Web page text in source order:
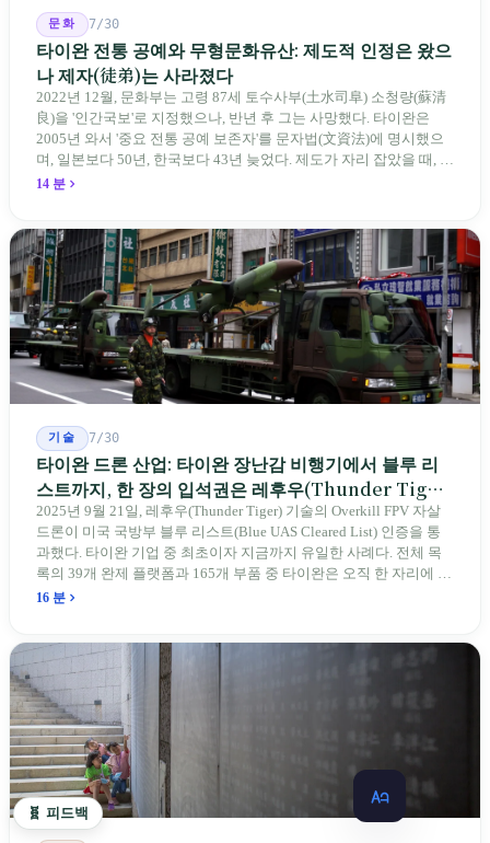
문화 7/30
타이완 전통 공예와 무형문화유산: 제도적 인정은 왔으
나 제자(徒弟)는 사라졌다
2022년 12월, 문화부는 고령 87세 토수사부(土水司阜) 소청량(蘇清
良)을 '인간국보'로 지정했으나, 반년 후 그는 사망했다. 타이완은
2005년 와서 '중요 전통 공예 보존자'를 문자법(文資法)에 명시했으
며, 일본보다 50년, 한국보다 43년 늦었다. 제도가 자리 잡았을 때, 제
자 제도는 이미 1970-80년대 산업화 과정에서 붕괴되었다. 600여 명
14 분
기술 7/30
타이완 드론 산업: 타이완 장난감 비행기에서 블루 리
스트까지, 한 장의 입석권은 레후우(Thunder Tiger)
에게
2025년 9월 21일, 레후우(Thunder Tiger) 기술의 Overkill FPV 자살
드론이 미국 국방부 블루 리스트(Blue UAS Cleared List) 인증을 통
과했다. 타이완 기업 중 최초이자 지금까지 유일한 사례다. 전체 목
록의 39개 완제 플랫폼과 165개 부품 중 타이완은 오직 한 자리에 불
과하다. 2026년 4월, 미국 양당 소속 상원의원 4명이 《타이완을 위
를 드러낸다: 타이완의 진입이 너무 느려 미국 스스로가 입법을 통해
장벽을 낮춰야 한다는 점이다. 타이완에서 46년간 원격 조종 장난감
비행기를 만들어 온 한 회사가 오하이오주에 두 번째 공장을 건설할
계획을 세우고 있다.
16 분
🧬 피드백